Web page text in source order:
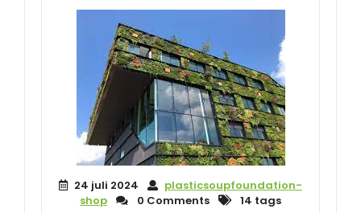
24 juli 2024
plasticsoupfoundation-
shop
0 Comments 14 tags